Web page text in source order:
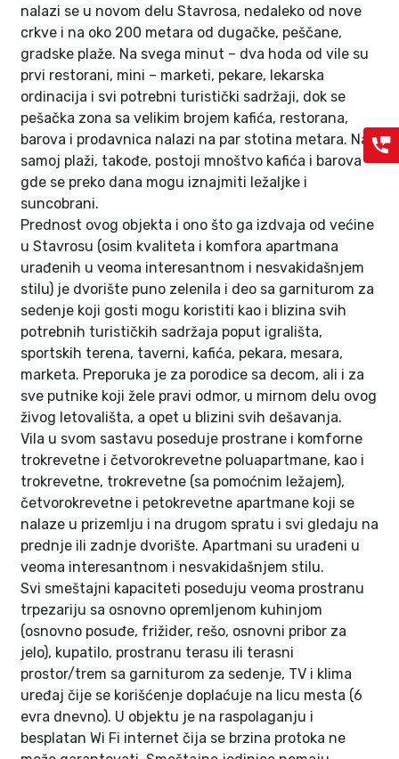
nalazi se u novom delu Stavrosa, nedaleko od nove
crkve i na oko 200 metara od dugačke, peščane,
gradske plaže. Na svega minut – dva hoda od vile su
prvi restorani, mini – marketi, pekare, lekarska
ordinacija i svi potrebni turistički sadržaji, dok se
pešačka zona sa velikim brojem kafića, restorana,
barova i prodavnica nalazi na par stotina metara. Na
samoj plaži, takođe, postoji mnoštvo kafića i barova
gde se preko dana mogu iznajmiti ležaljke i
suncobrani.
Prednost ovog objekta i ono što ga izdvaja od većine
u Stavrosu (osim kvaliteta i komfora apartmana
urađenih u veoma interesantnom i nesvakidašnjem
stilu) je dvorište puno zelenila i deo sa garniturom za
sedenje koji gosti mogu koristiti kao i blizina svih
potrebnih turističkih sadržaja poput igrališta,
sportskih terena, taverni, kafića, pekara, mesara,
marketa. Preporuka je za porodice sa decom, ali i za
sve putnike koji žele pravi odmor, u mirnom delu ovog
živog letovališta, a opet u blizini svih dešavanja.
Vila u svom sastavu poseduje prostrane i komforne
trokrevetne i četvorokrevetne poluapartmane, kao i
trokrevetne, trokrevetne (sa pomoćnim ležajem),
četvorokrevetne i petokrevetne apartmane koji se
nalaze u prizemlju i na drugom spratu i svi gledaju na
prednje ili zadnje dvorište. Apartmani su urađeni u
veoma interesantnom i nesvakidašnjem stilu.
Svi smeštajni kapaciteti poseduju veoma prostranu
trpezariju sa osnovno opremljenom kuhinjom
(osnovno posuđe, frižider, rešo, osnovni pribor za
jelo), kupatilo, prostranu terasu ili terasni
prostor/trem sa garniturom za sedenje, TV i klima
uređaj čije se korišćenje doplaćuje na licu mesta (6
evra dnevno). U objektu je na raspolaganju i
besplatan Wi Fi internet čija se brzina protoka ne